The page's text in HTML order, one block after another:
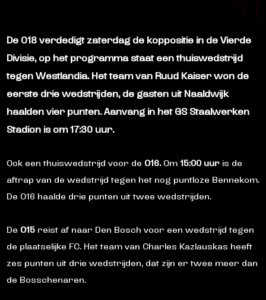
De O18verdedigt zaterdag de koppositie in de Vierde
Divisie, op het programma staat een thuiswedstrijd
tegen Westlandia. Het team van Ruud Kaiser won de
eerste drie wedstrijden, de gasten uit Naaldwijk
haalden vier punten. Aanvang in het GS Staalwerken
Stadion is om17:30 uur.
Ook een thuiswedstrijd voor de O16.Om 15:00 uuris de
aftrap van de wedstrijd tegen het nog puntloze Bennekom.
De O16 haalde drie punten uit twee wedstrijden.
De O15reist af naar Den Bosch voor een wedstrijd tegen
de plaatselijke FC. Het team van Charles Kazlauskas heeft
zes punten uit drie wedstrijden, dat zijn er twee meer dan
de Bosschenaren.